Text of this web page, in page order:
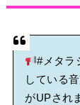
タワーレ
Powered by
#メタラ
している
がUPされ